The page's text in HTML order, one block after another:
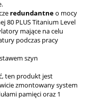
redundantneo mocy
80 PLUS Titanium Level
mające na celu
podczas pracy
szyn
ten produkt jest
zmontowany system
pamięci oraz 1